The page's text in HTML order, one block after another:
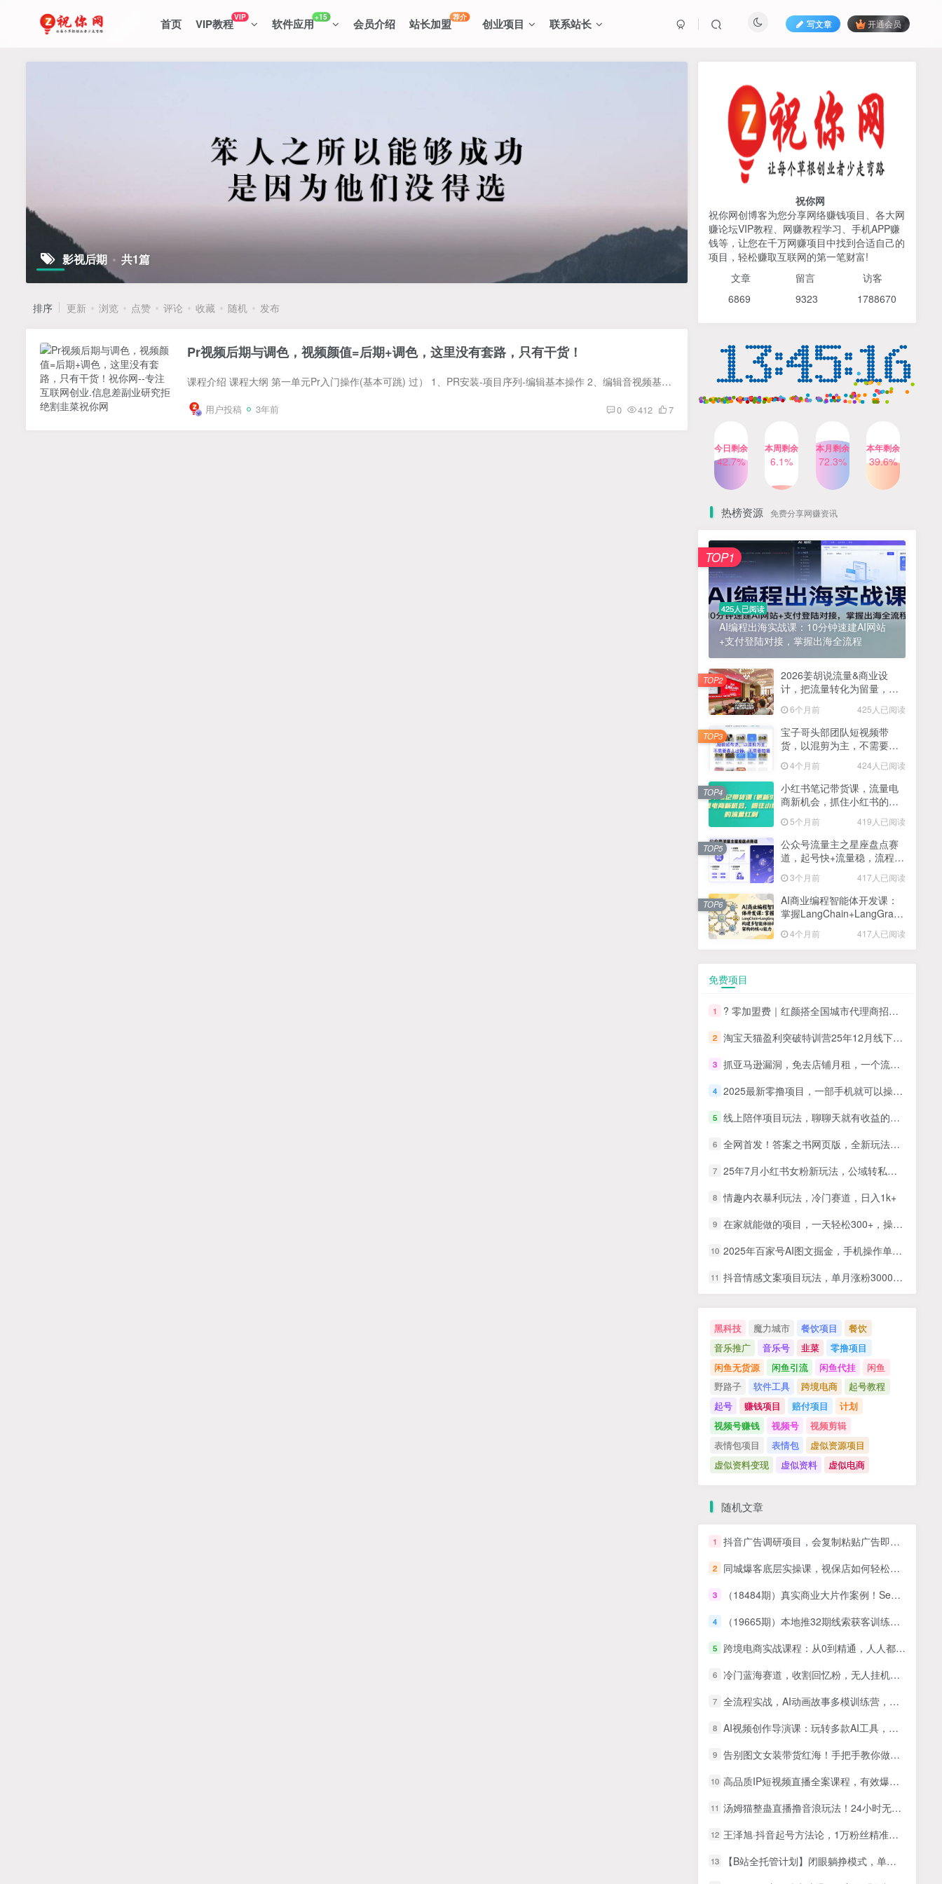
首页 VIP教程VIP 软件应用+15 会员介绍 站长加盟荐介 创业项目 联系站长 写文章 开通会员
影视后期 共1篇
排序 更新 浏览 点赞 评论 收藏 随机 发布
Pr视频后期与调色，视频颜值=后期+调色，这里没有套路，只有干货！
课程介绍 课程大纲 第一单元Pr入门操作(基本可跳) 过） 1、PR安装-项目序列-编辑基本操作 2、编辑音视频基本操作 3、节目栏显示-导出设置 ·4、文字和音视频降噪 第二单元调色内功心法 5、调色...
用户投稿 3年前 0 412 7
425人已阅读
AI编程出海实战课：10分钟速建AI网站
+支付登陆对接，掌握出海全流程
TOP1
2026姜胡说流量&商业设
计，把流量转化为留量，设
计自己的商业模式
6个月前 425人已阅读
TOP2
货，以混剪为主，不需要真
小红书笔记带货课，流量电
商新机会，抓住小红书的流
量红利(更新26年2月)
5个月前 419人已阅读
TOP4
公众号流量主之星座盘点赛
TOP5
AI商业编程智能体开发课：
掌握LangChain+LangGraph
构建多智能体协同架构的核
4个月前 417人已阅读
TOP6
1 ? 零加盟费｜红颜搭全国城市代理商招募正式启动！
2 淘宝天猫盈利突破特训营25年12月线下课，系统性的深度剖析电商企业经营之道，打造电商标准化运营体系
3 抓亚马逊漏洞，免去店铺月租，一个流量大竞争小，让你有机会成大卖的赛道
2025最新零撸项目，一部手机就可以操作，20秒一单，零投入纯薅羊毛，无门槛，一天200+【揭秘】
5 线上陪伴项目玩法，聊聊天就有收益的项目，一个月收益5000+
6 全网首发！答案之书网页版，全新玩法，搭配文档和网页，日入1k+零门槛小白首选副业
7 25年7月小红书女粉新玩法，公域转私域变现，日轻松变现2张+，5分钟简单复制好上手
8 情趣内衣暴利玩法，冷门赛道，日入1k+
9 在家就能做的项目，一天轻松300+，操作简单上手快
10 2025年百家号AI图文掘金，手机操作单号月入4-5位数，低门槛【附指令+工具】
抖音情感文案项目玩法，单月涨粉3000+，新手小白也能做
祝你网
祝你网创博客为您分享网络赚钱项目、各大网
赚论坛VIP教程、网赚教程学习、手机APP赚
钱等，让您在千万网赚项目中找到合适自己的
项目，轻松赚取互联网的第一笔财富!
文章 留言 访客
6869 9323 1788670
今日剩余
42.7%
本周剩余
6.1%
本月剩余
72.3%
本年剩余
39.6%
热榜资源 免费分享网赚资讯
425人已阅读
AI编程出海实战课：10分钟速建AI网站
+支付登陆对接，掌握出海全流程
TOP1
2026姜胡说流量&商业设
计，把流量转化为留量，设
6个月前 425人已阅读
TOP2
宝子哥头部团队短视频带
货，以混剪为主，不需要真
26年3月】
4个月前 424人已阅读
TOP3
小红书笔记带货课，流量电
商新机会，抓住小红书的流
5个月前 419人已阅读
TOP4
公众号流量主之星座盘点赛
道，起号快+流量稳，流程简
3个月前 417人已阅读
TOP5
AI商业编程智能体开发课：
掌握LangChain+LangGraph
心能力
4个月前 417人已阅读
TOP6
免费项目
1 ? 零加盟费｜红颜搭全国城市代理商招募正式启动！
2 淘宝天猫盈利突破特训营25年12月线下课，系统性的深度剖析电商企业经营之道，打造电商标准化运营体系
3 抓亚马逊漏洞，免去店铺月租，一个流量大竞争小，让你有机会成大卖的赛道
4 2025最新零撸项目，一部手机就可以操作，20秒一单，零投入纯薅羊毛，无门槛，一天200+【揭秘】
5 线上陪伴项目玩法，聊聊天就有收益的项目，一个月收益5000+
6 全网首发！答案之书网页版，全新玩法，搭配文档和网页，日入1k+零门槛小白首选副业
7 25年7月小红书女粉新玩法，公域转私域变现，日轻松变现2张+，5分钟简单复制好上手
8 情趣内衣暴利玩法，冷门赛道，日入1k+
9 在家就能做的项目，一天轻松300+，操作简单上手快
10 2025年百家号AI图文掘金，手机操作单号月入4-5位数，低门槛【附指令+工具】
11 抖音情感文案项目玩法，单月涨粉3000+，新手小白也能做
黑科技 魔力城市 餐饮项目
餐饮
音乐推广
音乐号 韭菜
零撸项目
闲鱼无货源
闲鱼引流 闲鱼代挂
闲鱼
野路子
软件工具 跨境电商
起号教程
起号
赚钱项目 赔付项目
计划
视频号赚钱
视频号
视频剪辑
表情包项目
表情包
虚似资源项目
虚似资料变现
虚似资料 虚似电商
随机文章
1 抖音广告调研项目，会复制粘贴广告即可，任务没有上限，日收益稳定5张
2 同城爆客底层实操课，视保店如何轻松实现同城引流，不缺客户！
3 （18484期）真实商业大片作案例！Seedance 2.0参数设置+后期优化，教你落地商业广告
4 （19665期）本地推32期线索获客训练营｜8月全新2026投放教程，来客开户冷启动搜索广告素材优化全链路实操教学
5 跨境电商实战课程：从0到精通，人人都适合的跨境电商课（14节课）
6 冷门蓝海赛道，收割回忆粉，无人挂机直播，单场收入轻松2000-5w+
7 全流程实战，AI动画故事多模训练营，解锁AI动画创作新玩法
8 AI视频创作导演课：玩转多款AI工具，精通提示词运用完成MV制作与视频优化
9 告别图文女装带货红海！手把手教你做差异化，新手也能弯道超车
10 高品质IP短视频直播全案课程，有效爆流百万成交，小而美的精准自媒体赛道
11 汤姆猫整蛊直播撸音浪玩法！24小时无人直播，日入1000+（附搭建教程）【揭秘】
12 王泽旭·抖音起号方法论，​1万粉丝精准起号10大步骤完整版
13 【B站全托管计划】闭眼躺挣模式，单月稳定五位数